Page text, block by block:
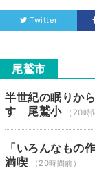
Twitter
尾鷲市
半世紀の眠りか
す 尾鷲小
（20時
「いろんなもの
満喫
（20時間前）